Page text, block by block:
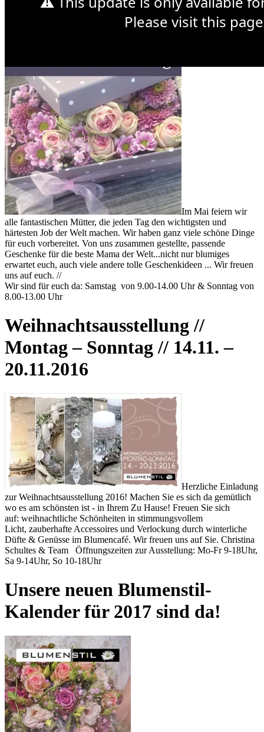
Please visit this
Sonntag 14. Mai ist Muttertag
Im Mai feiern wir
alle fantastischen Mütter, die jeden Tag den wichtigsten und
härtesten Job der Welt machen. Wir haben ganz viele schöne Dinge
für euch vorbereitet. Von uns zusammen gestellte, passende
Geschenke für die beste Mama der Welt...nicht nur blumiges
erwartet euch, auch viele andere tolle Geschenkideen ... Wir freuen
uns auf euch. //
Wir sind für euch da: Samstag von 9.00-14.00 Uhr & Sonntag von
8.00-13.00 Uhr
Weihnachtsausstellung //
Montag – Sonntag // 14.11. –
20.11.2016
Herzliche Einladung
zur Weihnachtsausstellung 2016! Machen Sie es sich da gemütlich
wo es am schönsten ist - in Ihrem Zu Hause! Freuen Sie sich
auf: weihnachtliche Schönheiten in stimmungsvollem
Licht, zauberhafte Accessoires und Verlockung durch winterliche
Düfte & Genüsse im Blumencafé. Wir freuen uns auf Sie. Christina
Schultes & Team Öffnungszeiten zur Ausstellung: Mo-Fr 9-18Uhr,
Sa 9-14Uhr, So 10-18Uhr
Unsere neuen Blumenstil-
Kalender für 2017 sind da!